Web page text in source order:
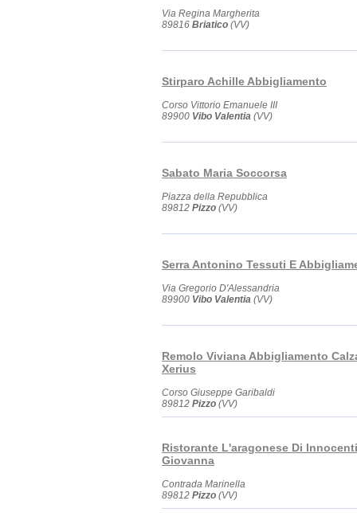
Via Regina Margherita
89816 Briatico (VV)
Stirparo Achille Abbigliamento
Corso Vittorio Emanuele III
89900 Vibo Valentia (VV)
Sabato Maria Soccorsa
Piazza della Repubblica
89812 Pizzo (VV)
Serra Antonino Tessuti E
Via Gregorio D'Alessandria
89900 Vibo Valentia (VV)
Remolo Viviana Abbigliamento
Xerius
Corso Giuseppe Garibaldi
89812 Pizzo (VV)
Ristorante L'aragonese Di
Giovanna
Contrada Marinella
89812 Pizzo (VV)